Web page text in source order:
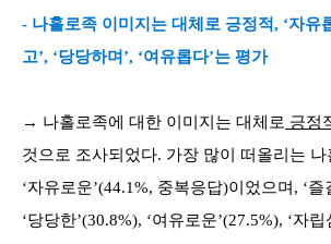
- 나홀로족 이미지는 대체로 긍정적, ‘자유
고’, ‘당당하며’, ‘여유롭다’는 평가
→ 나홀로족에 대한 이미지는 대체로 긍정
것으로 조사되었다. 가장 많이 떠올리는
‘자유로운’(44.1%, 중복응답)이었으며, ‘즐
‘당당한’(30.8%), ‘여유로운’(27.5%), ‘자